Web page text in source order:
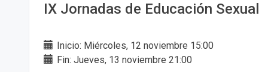
IX Jornadas de Educación Sexual
Inicio: Miércoles, 12 noviembre 15:00
Fin: Jueves, 13 noviembre 21:00